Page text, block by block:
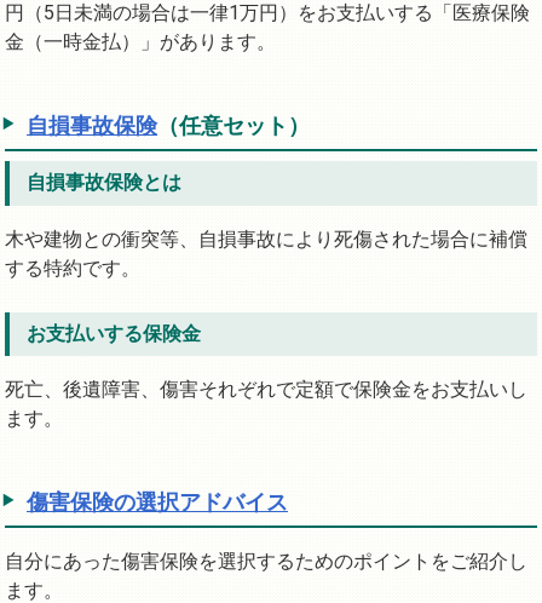
円（5日未満の場合は一律1万円）をお支払いする「医療保険
金（一時金払）」があります。
自損事故保険（任意セット）
自損事故保険とは
木や建物との衝突等、自損事故により死傷された場合に補償
する特約です。
お支払いする保険金
死亡、後遺障害、傷害それぞれで定額で保険金をお支払いし
ます。
傷害保険の選択アドバイス
自分にあった傷害保険を選択するためのポイントをご紹介し
ます。